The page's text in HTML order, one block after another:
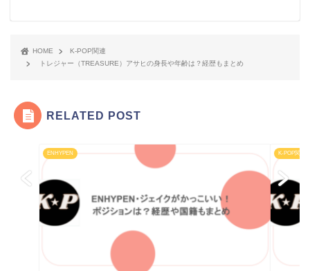
HOME
K-POP関連
トレジャー（TREASURE）アサヒの身長や年齢は？経歴もまとめ
RELATED POST
ENHYPEN K-POP関連